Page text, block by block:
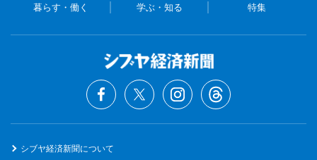
暮らす・働く 学ぶ・知る 特集
シブヤ経済新聞について